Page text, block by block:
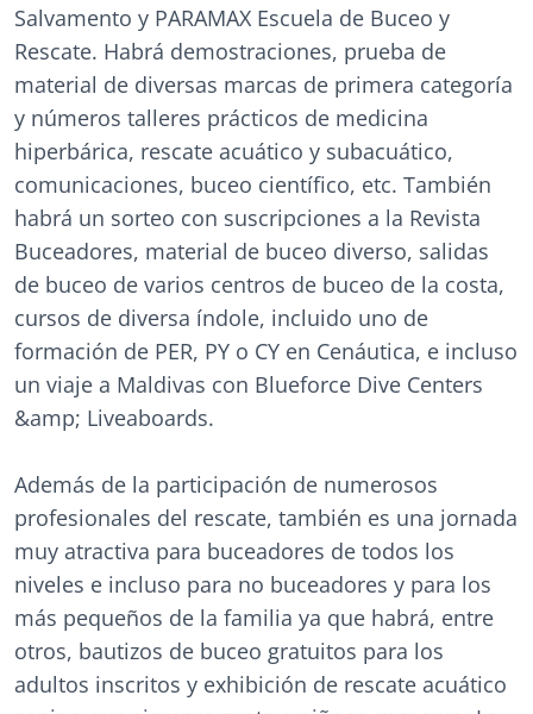
Salvamento y PARAMAX Escuela de Buceo y
Rescate. Habrá demostraciones, prueba de
material de diversas marcas de primera categoría
y números talleres prácticos de medicina
hiperbárica, rescate acuático y subacuático,
comunicaciones, buceo científico, etc. También
habrá un sorteo con suscripciones a la Revista
Buceadores, material de buceo diverso, salidas
de buceo de varios centros de buceo de la costa,
cursos de diversa índole, incluido uno de
formación de PER, PY o CY en Cenáutica, e incluso
un viaje a Maldivas con Blueforce Dive Centers
&amp; Liveaboards.
Además de la participación de numerosos
profesionales del rescate, también es una jornada
muy atractiva para buceadores de todos los
niveles e incluso para no buceadores y para los
más pequeños de la familia ya que habrá, entre
otros, bautizos de buceo gratuitos para los
adultos inscritos y exhibición de rescate acuático